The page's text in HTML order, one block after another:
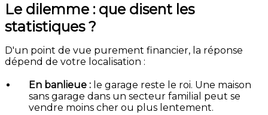
Le dilemme : que disent les
statistiques ?
D'un point de vue purement financier, la réponse
dépend de votre localisation :
En banlieue : le garage reste le roi. Une maison
sans garage dans un secteur familial peut se
vendre moins cher ou plus lentement.